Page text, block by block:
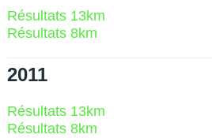
Résultats 13km
Résultats 8km
2011
Résultats 13km
Résultats 8km